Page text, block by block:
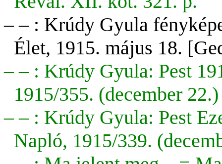
– – : Krúdy Gyula
Élet, 1915. május 18.
– – : Krúdy Gyula: Pest
1915/355. (december
– – : Krúdy Gyula: Pest
Napló, 1915/339.